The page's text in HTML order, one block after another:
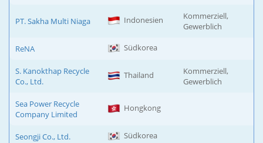
PT. Sakha Multi Niaga Indonesien
Kommerziell,
Gewerblich
ReNA Südkorea
S. Kanokthap Recycle
Co., Ltd.
Thailand
Kommerziell,
Gewerblich
Sea Power Recycle
Company Limited
Hongkong
Seongji Co., Ltd. Südkorea